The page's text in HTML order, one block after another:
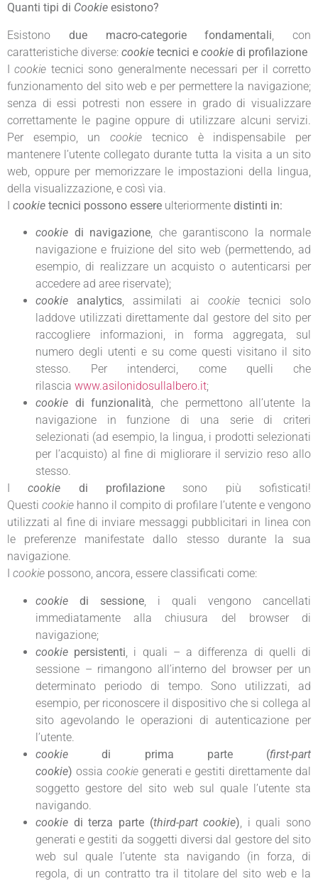
Quanti tipi di Cookie esistono?
Esistono due macro-categorie fondamentali , con
caratteristiche diverse: cookie tecnici e cookie di profilazione
Icookie tecnici sono generalmente necessari per il corretto
funzionamento del sito web e per permettere la navigazione;
senza di essi potresti non essere in grado di visualizzare
correttamente le pagine oppure di utilizzare alcuni servizi.
Per esempio, uncookie tecnico è indispensabile per
mantenere l’utente collegato durante tutta la visita a un sito
web, oppure per memorizzare le impostazioni della lingua,
della visualizzazione, e così via.
I cookie tecnici possono essere ulteriormente distinti in:
cookie di navigazione, che garantiscono la normale
navigazione e fruizione del sito web (permettendo, ad
esempio, di realizzare un acquisto o autenticarsi per
accedere ad aree riservate);
cookie analytics, assimilati ai cookie tecnici solo
laddove utilizzati direttamente dal gestore del sito per
raccogliere informazioni, in forma aggregata, sul
numero degli utenti e su come questi visitano il sito
stesso. Per intenderci, come quelli che
rilascia www.asilonidosullalbero.it;
cookie di funzionalità, che permettono all’utente la
navigazione in funzione di una serie di criteri
selezionati (ad esempio, la lingua, i prodotti selezionati
per l’acquisto) al fine di migliorare il servizio reso allo
stesso.
Icookie di profilazione sono più sofisticati!
Questi cookie hanno il compito di profilare l’utente e vengono
utilizzati al fine di inviare messaggi pubblicitari in linea con
le preferenze manifestate dallo stesso durante la sua
navigazione.
I cookie possono, ancora, essere classificati come:
cookie di sessione , i quali vengono cancellati
immediatamente alla chiusura del browser di
navigazione;
cookie persistenti , i quali – a differenza di quelli di
sessione – rimangono all’interno del browser per un
determinato periodo di tempo. Sono utilizzati, ad
esempio, per riconoscere il dispositivo che si collega al
sito agevolando le operazioni di autenticazione per
l’utente.
cookie di prima parte (first-part
cookie) ossia cookiegenerati e gestiti direttamente dal
soggetto gestore del sito web sul quale l’utente sta
navigando.
cookie di terza parte (third-part cookie) , i quali sono
generati e gestiti da soggetti diversi dal gestore del sito
web sul quale l’utente sta navigando (in forza, di
regola, di un contratto tra il titolare del sito web e la